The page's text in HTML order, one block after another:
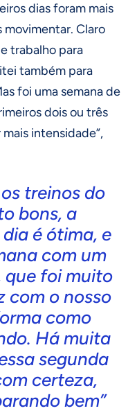
dias foram mais
movimentar. Claro
trabalho para
também para
foi uma semana de
dois ou três
intensidade”,
treinos do
bons, a
é ótima, e
com um
que foi muito
com o nosso
como
Há muita
segunda
certeza,
bem”